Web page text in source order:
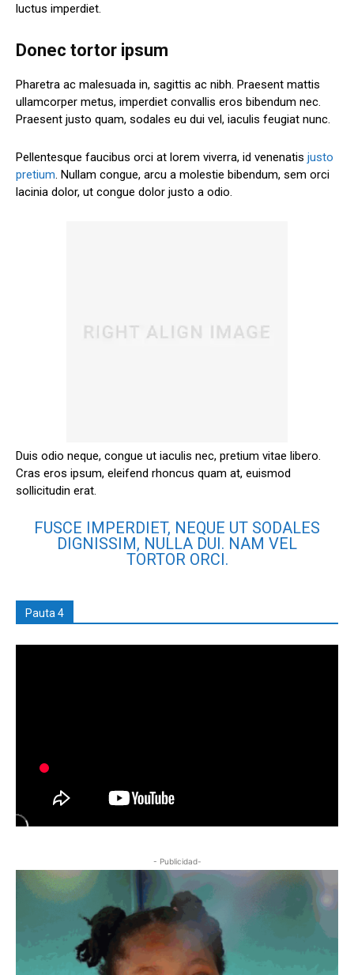
luctus imperdiet.
Donec tortor ipsum
Pharetra ac malesuada in, sagittis ac nibh. Praesent mattis
ullamcorper metus, imperdiet convallis eros bibendum nec.
Praesent justo quam, sodales eu dui vel, iaculis feugiat nunc.
Pellentesque faucibus orci at lorem viverra, id venenatis justo
pretium. Nullam congue, arcu a molestie bibendum, sem orci
lacinia dolor, ut congue dolor justo a odio.
Duis odio neque, congue ut iaculis nec, pretium vitae libero.
Cras eros ipsum, eleifend rhoncus quam at, euismod
sollicitudin erat.
FUSCE IMPERDIET, NEQUE UT SODALES
DIGNISSIM, NULLA DUI. NAM VEL
TORTOR ORCI.
Pauta 4
- Publicidad-